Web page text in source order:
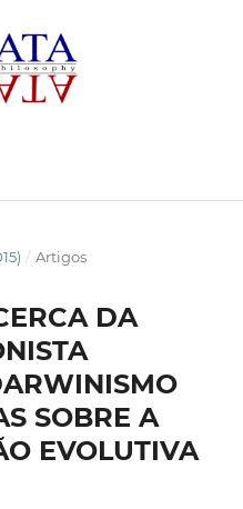
/ Artigos
DA
SOBRE A
EVOLUTIVA